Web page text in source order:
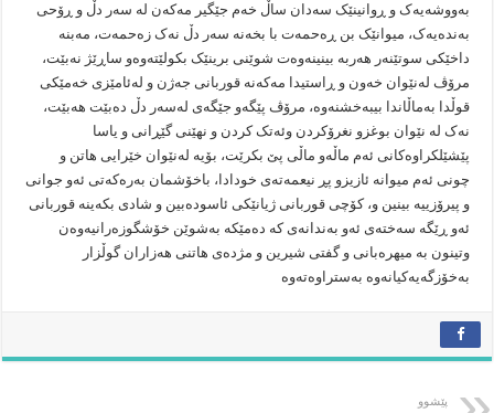
بەووشەیەک و ڕوانینێک سەدان ساڵ خەم جێگیر مەکەن لە سەر دڵ و ڕۆحی
بەندەیەک، میوانێک بن ڕەحمەت با بخەنە سەر دڵ نەک زەحمەت، مەبنە
داخێکی سوتێنەر هەربە بینینەوەت شوێنی برینێک بکولێتەوەو ساڕێژ نەبێت،
مرۆڤ لەنێوان خەون و ڕاستیدا مەکەنە قوربانی جەژن و لەئامێزی خەمێکی
قوڵدا بەماڵاندا بیبەخشنەوە، مرۆڤ پێگەو جێگەی لەسەر دڵ دەبێت هەبێت،
نەک لە نێوان بوغزو نغرۆکردن وئەتک کردن و نهێنی گێڕانی و یاسا
پێشێلکراوەکانی ئەم ماڵەو ماڵی پێ بکرێت، بۆیە لەنێوان خێرایی هاتن و
چونی ئەم میوانە ئازیزو پڕ نیعمەتەی خودادا، باخۆشمان بەرەکەتی ئەو جوانی
و پیرۆزییە بینین و، کۆچی قوربانی ژیانێکی ئاسودەبین و شادی بکەینە قوربانی
ئەو ڕێگە سەختەی ئەو بەندانەی کە دەمێکە بەشوێن خۆشگوزەرانیەوەن
وتینون بە میهرەبانی و گفتی شیرین و مژدەی هاتنی هەزاران گوڵزار
بەخۆزگەیەکیانەوە بەستراوەتەوە
پێشوو